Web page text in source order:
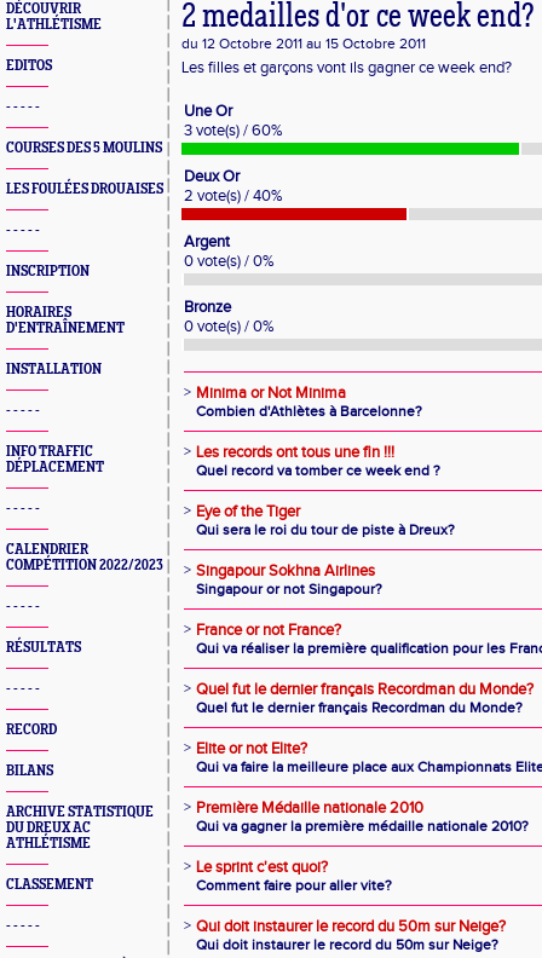
DÉCOUVRIR
L'ATHLÉTISME
EDITOS
- - - - -
COURSES DES 5 MOULINS
LES FOULÉES DROUAISES
- - - - -
INSCRIPTION
HORAIRES
D'ENTRAÎNEMENT
INSTALLATION
- - - - -
INFO TRAFFIC
DÉPLACEMENT
- - - - -
CALENDRIER
COMPÉTITION 2022/2023
- - - - -
RÉSULTATS
- - - - -
RECORD
BILANS
ARCHIVE STATISTIQUE
DU DREUX AC
ATHLÉTISME
CLASSEMENT
- - - - -
2 medailles d'or ce week end?
du 12 Octobre 2011 au 15 Octobre 2011
Les filles et garçons vont ils gagner ce week end?
Une Or
3 vote(s) / 60%
Deux Or
2 vote(s) / 40%
Argent
0 vote(s) / 0%
Bronze
0 vote(s) / 0%
> Minima or Not Minima
Combien d'Athlètes à Barcelonne?
> Les records ont tous une fin !!!
Quel record va tomber ce week end ?
> Eye of the Tiger
Qui sera le roi du tour de piste à Dreux?
> Singapour Sokhna Airlines
Singapour or not Singapour?
> France or not France?
Qui va réaliser la première qualification pour les
> Quel fut le dernier français Recordman du Monde?
Quel fut le dernier français Recordman du Monde?
> Elite or not Elite?
Qui va faire la meilleure place aux Championnats
> Première Médaille nationale 2010
Qui va gagner la première médaille nationale 2010?
> Le sprint c'est quoi?
Comment faire pour aller vite?
> Qui doit instaurer le record du 50m sur Neige?
Qui doit instaurer le record du 50m sur Neige?